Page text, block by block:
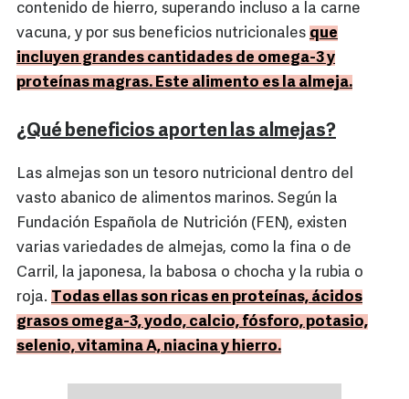
contenido de hierro, superando incluso a la carne
vacuna, y por sus beneficios nutricionales que
incluyen grandes cantidades de omega-3 y
proteínas magras. Este alimento es la almeja.
¿Qué beneficios aporten las almejas?
Las almejas son un tesoro nutricional dentro del
vasto abanico de alimentos marinos. Según la
Fundación Española de Nutrición (FEN), existen
varias variedades de almejas, como la fina o de
Carril, la japonesa, la babosa o chocha y la rubia o
roja. Todas ellas son ricas en proteínas, ácidos
grasos omega-3, yodo, calcio, fósforo, potasio,
selenio, vitamina A, niacina y hierro.